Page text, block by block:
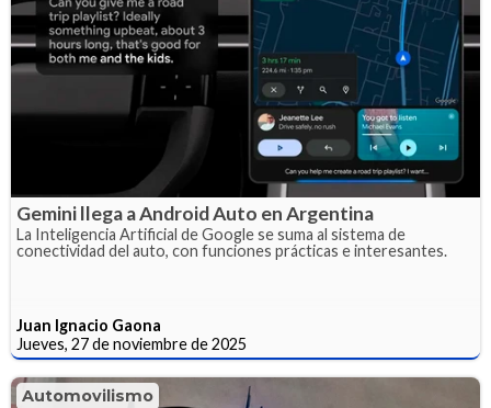
Gemini llega a Android Auto en Argentina
La Inteligencia Artificial de Google se suma al sistema de
conectividad del auto, con funciones prácticas e interesantes.
Juan Ignacio Gaona
Jueves, 27 de noviembre de 2025
Automovilismo